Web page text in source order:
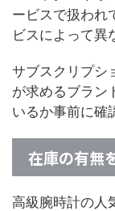
ービスで扱われ
ビスによって異
サブスクリプシ
が求めるブラン
いるか事前に確
在庫の有無
高級腕時計の人